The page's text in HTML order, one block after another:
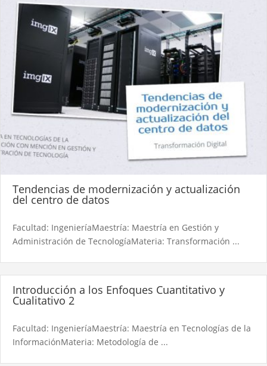
Tendencias de modernización y actualización
del centro de datos
Facultad: IngenieríaMaestría: Maestría en Gestión y
Administración de TecnologíaMateria: Transformación ...
Introducción a los Enfoques Cuantitativo y
Cualitativo 2
Facultad: IngenieríaMaestría: Maestría en Tecnologías de la
InformaciónMateria: Metodología de ...